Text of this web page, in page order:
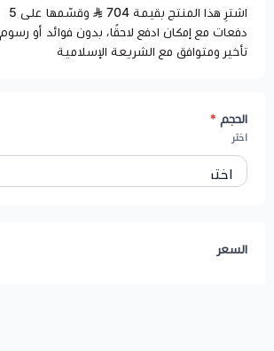
اشترِ هذا المنتج بقيمة 704
وقسّمها على 5
دفعات مع إمكان ادفع لاحقًا، بدون فوائد أو رسوم
تأخير ومتوافق مع الشريعة الإسلامية
الحجم *
اختر
السعر